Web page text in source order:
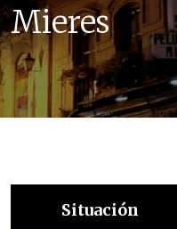
Mieres
Situación